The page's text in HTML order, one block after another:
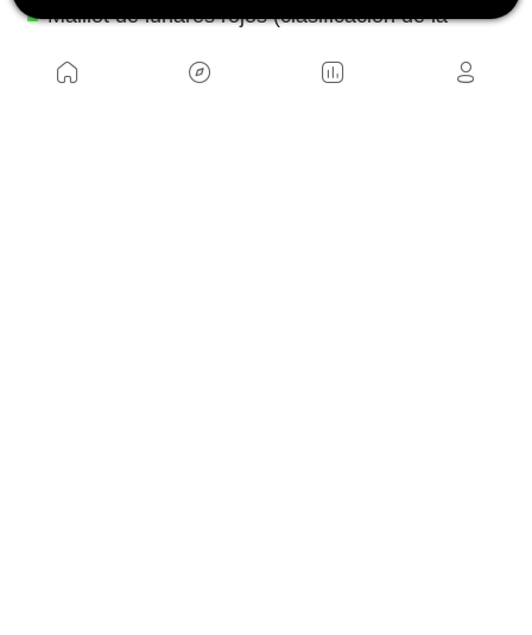
Maillot de lunares rojos (clasificación de la
Maillot blanco (mejor joven): Remco Evenepoel